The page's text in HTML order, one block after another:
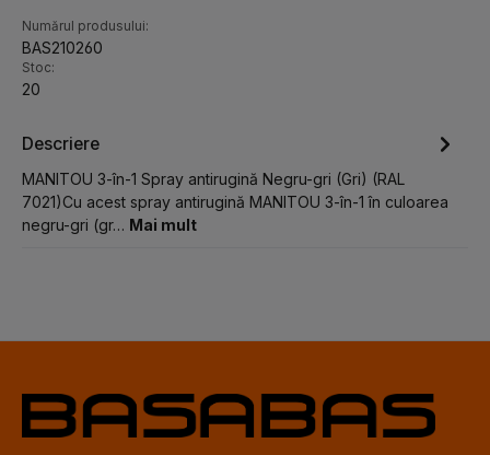
Numărul produsului:
BAS210260
Stoc:
20
Descriere
MANITOU 3-în-1 Spray antirugină Negru-gri (Gri) (RAL
7021)Cu acest spray antirugină MANITOU 3-în-1 în culoarea
negru-gri (gr… Mai mult